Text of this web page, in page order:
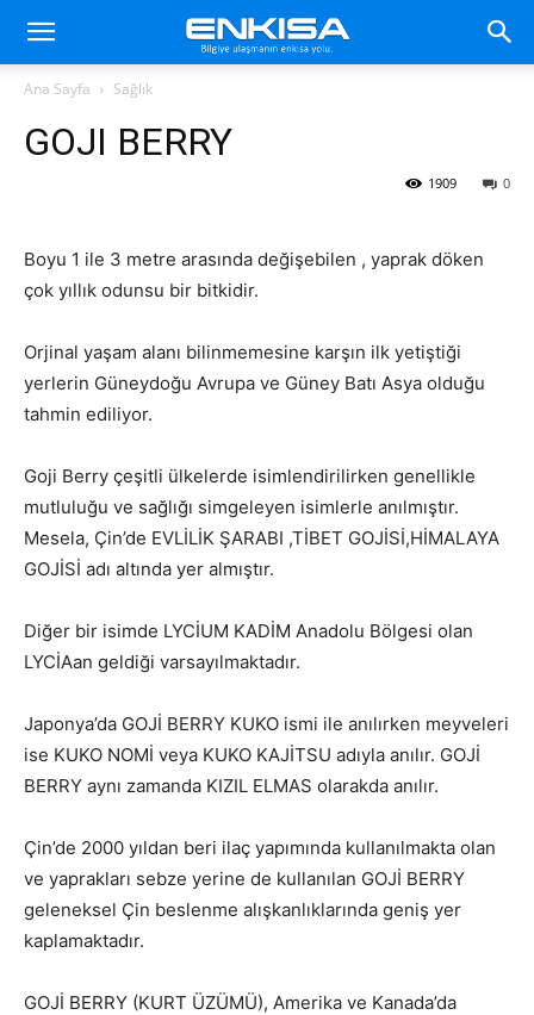
Ana Sayfa Sağlık
GOJI BERRY
0
1909
Boyu 1 ile 3 metre arasında değişebilen , yaprak döken
çok yıllık odunsu bir bitkidir.
Orjinal yaşam alanı bilinmemesine karşın ilk yetiştiği
yerlerin Güneydoğu Avrupa ve Güney Batı Asya olduğu
tahmin ediliyor.
Goji Berry çeşitli ülkelerde isimlendirilirken genellikle
mutluluğu ve sağlığı simgeleyen isimlerle anılmıştır.
Mesela, Çin’de EVLİLİK ŞARABI ,TİBET GOJİSİ,HİMALAYA
GOJİSİ adı altında yer almıştır.
Diğer bir isimde LYCİUM KADİM Anadolu Bölgesi olan
LYCİAan geldiği varsayılmaktadır.
Japonya’da GOJİ BERRY KUKO ismi ile anılırken meyveleri
ise KUKO NOMİ veya KUKO KAJİTSU adıyla anılır. GOJİ
BERRY aynı zamanda KIZIL ELMAS olarakda anılır.
Çin’de 2000 yıldan beri ilaç yapımında kullanılmakta olan
ve yaprakları sebze yerine de kullanılan GOJİ BERRY
geleneksel Çin beslenme alışkanlıklarında geniş yer
kaplamaktadır.
GOJİ BERRY (KURT ÜZÜMÜ), Amerika ve Kanada’da